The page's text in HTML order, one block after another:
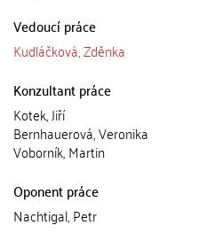
Vedoucí práce
Kudláčková, Zděnka
Konzultant práce
Kotek, Jiří
Bernhauerová, Veronika
Voborník, Martin
Oponent práce
Nachtigal, Petr